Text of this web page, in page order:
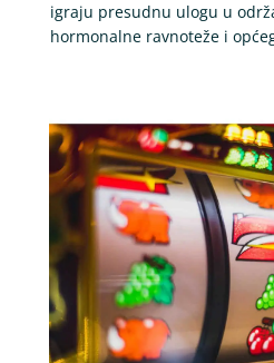
igraju presudnu ulogu u
hormonalne ravnoteže i